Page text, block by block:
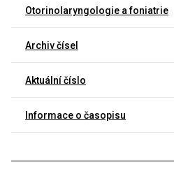
Otorinolaryngologie a foniatrie
Archiv čísel
Aktuální číslo
Informace o časopisu